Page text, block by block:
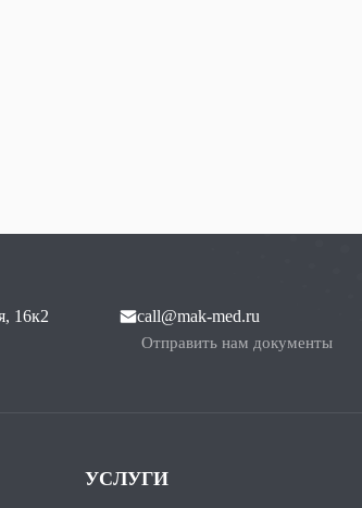
16к2
Отправить нам документы
call@mak-med.ru
УСЛУГИ